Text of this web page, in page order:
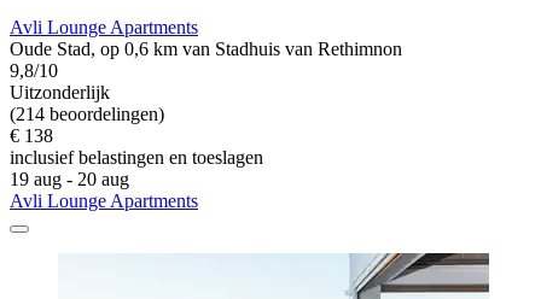
Avli Lounge Apartments
Oude Stad, op 0,6 km van Stadhuis van Rethimnon
9,8/10
Uitzonderlijk
(214 beoordelingen)
€ 138
inclusief belastingen en toeslagen
19 aug - 20 aug
Avli Lounge Apartments